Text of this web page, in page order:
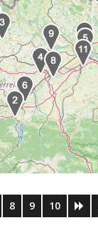
8 9 10